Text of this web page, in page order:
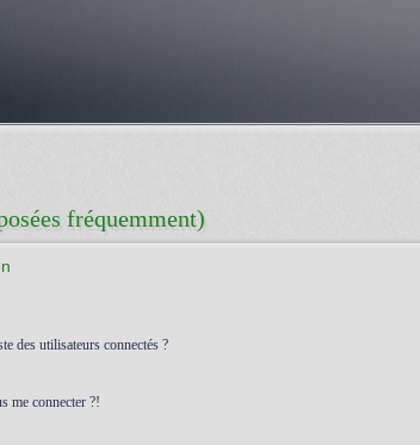
fréquemment)
des utilisateurs connectés ?
me connecter ?!